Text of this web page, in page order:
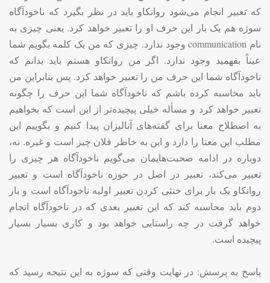
که تعبیر انجام می‌شود روانکاو باید در نظر بگیرد که ناخودآگاه
سوژه هم یک بار این حرف او را تعبیر خواهد کرد. یعنی چیزی به
نام communication وجود ندارد. چیزی که من یک کلمه بگویم شما
عیناً بفهمید وجود ندارد. اگر من روانکاو هستم باید بدانم که
ناخودآگاه شما این حرف من را تعبیر خواهد کرد. پس بنابراین من
باید محاسبه کرده باشم که ناخودآگاه شما این حرف را چگونه
تعبیر خواهد کرد و مسأله خیلی پیچیده‌تر از این است که بخواهیم
به اصطلاح معنا برای گفته‌های آنالیزان پیدا کنیم و بگوییم این
مطلب این معنا را دارد و این به خاطر فلان چیز است و غیره. نه،
دوباره در ادامه صحبت‌هایمان می‌گویم ناخودآگاه هر چیزی را
تعبیر می‌کند، تعبیر در اصل در حوزه ناخودآگاه است و تعبیر
روانکاو یک بار برای خنثی کردن تعبیر اولیه ناخودآگاه است و بار
دوم باید محاسبه کند که این تعبیر بعدی که در ناخودآگاه انجام
خواهد گرفت در چه راستایی خواهد بود و کاری بسیار بسیار
پیچیده است.
پاسخ به پرسش: در نهایت وقتی که سوژه به این نتیجه رسید که